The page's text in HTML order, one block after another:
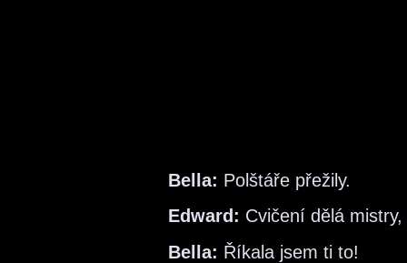
Bella: Polštáře přežily.
Edward: Cvičení dělá
Bella: Říkala jsem ti to!